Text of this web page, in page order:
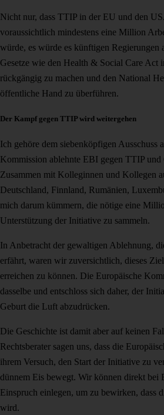
Nicht nur, dass TTIP in der EU und den
voraussichtlich mindestens eine Million
würde, es würde es künftigen Regierungen
Gesetze wie den Health & Social Care Act
rückgängig zu machen und den National
öffentliche Hand zu überführen.
Der Kampf gegen TTIP wird weitergehen
Ich gehöre dem siebenköpfigen Ausschuss
Kommission ablehnte EBI gegen TTIP und
Zusammen mit Kolleginnen und Kollegen
Deutschland, Finnland, Rumänien,
mich darum kümmern, die nötige eine
Unterstützung der Initiative zu sammeln.
In Anbetracht der gewaltigen Ablehnung,
erfährt, waren wir zuversichtlich, dieses
erreichen zu können. Die Europäische
dasselbe und entschloss sich daher, der
Geburt die Luft abzudrücken.
Die Geschichte ist damit aber auf keinen
Rechtsberater sagen uns, dass die
ihrem Versuch, den Start der Initiative zu
dünnem Eis bewegt. Wir können direkt bei
Einspruch einlegen, um zu bewirken, dass
wird.